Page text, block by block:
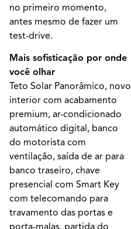
no primeiro momento,
antes mesmo de fazer um
test-drive.
Mais sofisticação por onde
você olhar
Teto Solar Panorâmico, novo
interior com acabamento
premium, ar-condicionado
automático digital, banco
do motorista com
ventilação, saída de ar para
banco traseiro, chave
presencial com Smart Key
com telecomando para
travamento das portas e